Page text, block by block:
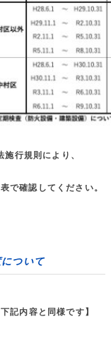
行規則により、
で確認してください。
ついて
記内容と同様です】